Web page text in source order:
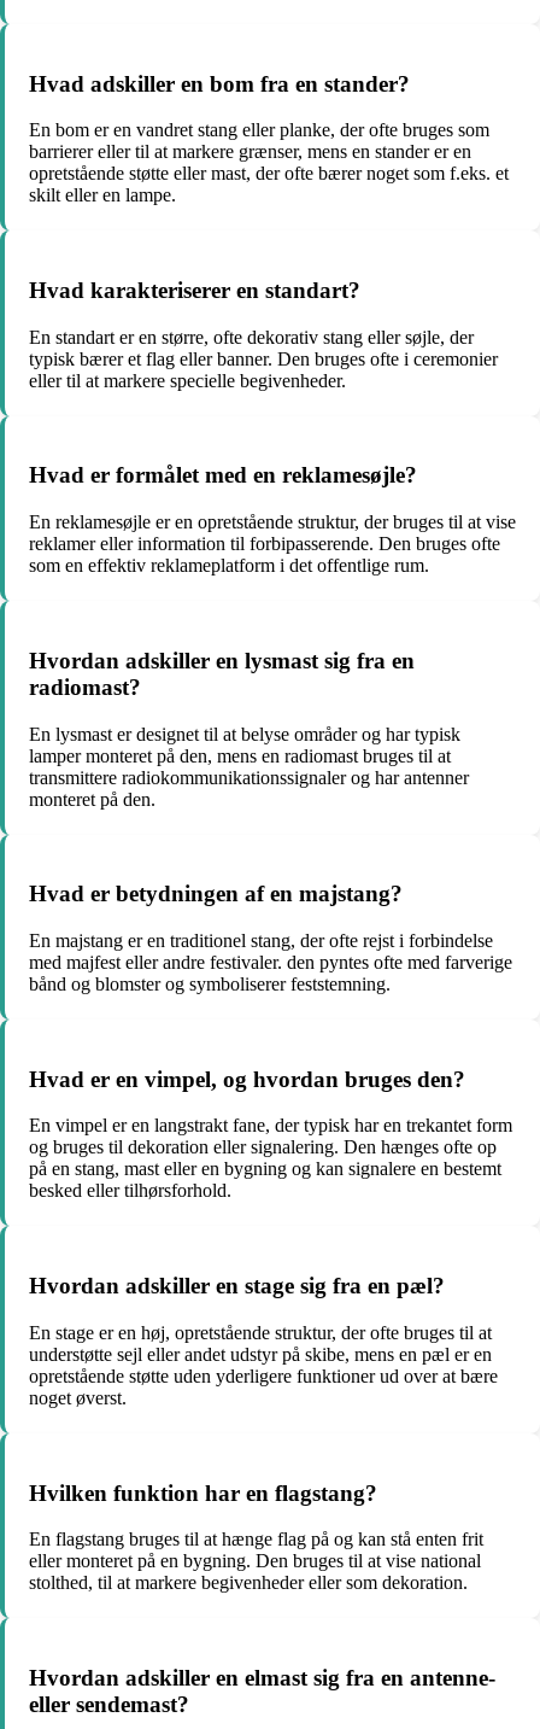
Hvad adskiller en bom fra en stander?
En bom er en vandret stang eller planke, der ofte bruges som
barrierer eller til at markere grænser, mens en stander er en
opretstående støtte eller mast, der ofte bærer noget som f.eks. et
skilt eller en lampe.
Hvad karakteriserer en standart?
En standart er en større, ofte dekorativ stang eller søjle, der
typisk bærer et flag eller banner. Den bruges ofte i ceremonier
eller til at markere specielle begivenheder.
Hvad er formålet med en reklamesøjle?
En reklamesøjle er en opretstående struktur, der bruges til at vise
reklamer eller information til forbipasserende. Den bruges ofte
som en effektiv reklameplatform i det offentlige rum.
Hvordan adskiller en lysmast sig fra en
radiomast?
En lysmast er designet til at belyse områder og har typisk
lamper monteret på den, mens en radiomast bruges til at
transmittere radiokommunikationssignaler og har antenner
monteret på den.
Hvad er betydningen af en majstang?
En majstang er en traditionel stang, der ofte rejst i forbindelse
med majfest eller andre festivaler. den pyntes ofte med farverige
bånd og blomster og symboliserer feststemning.
Hvad er en vimpel, og hvordan bruges den?
En vimpel er en langstrakt fane, der typisk har en trekantet form
og bruges til dekoration eller signalering. Den hænges ofte op
på en stang, mast eller en bygning og kan signalere en bestemt
besked eller tilhørsforhold.
Hvordan adskiller en stage sig fra en pæl?
En stage er en høj, opretstående struktur, der ofte bruges til at
understøtte sejl eller andet udstyr på skibe, mens en pæl er en
opretstående støtte uden yderligere funktioner ud over at bære
noget øverst.
Hvilken funktion har en flagstang?
En flagstang bruges til at hænge flag på og kan stå enten frit
eller monteret på en bygning. Den bruges til at vise national
stolthed, til at markere begivenheder eller som dekoration.
Hvordan adskiller en elmast sig fra en antenne-
eller sendemast?